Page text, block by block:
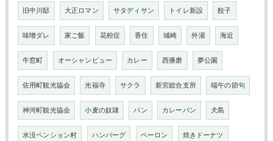
旧中川邸 大正ロマン サタディサン トイレ新設 餃子
味噌ダレ 家ご飯 花粉症 香住 城崎 外湯 海近
牛窓町 オーシャンビュー カレー 西播磨 夢公園
佐用町観光協会 光福寺 サクラ 新宮総合支所 端午の節句
神河町観光協会 小麦の奴隷 パン カレーパン 犬島
水没ペンション村 ハンバーグ ペーロン 焼きドーナツ